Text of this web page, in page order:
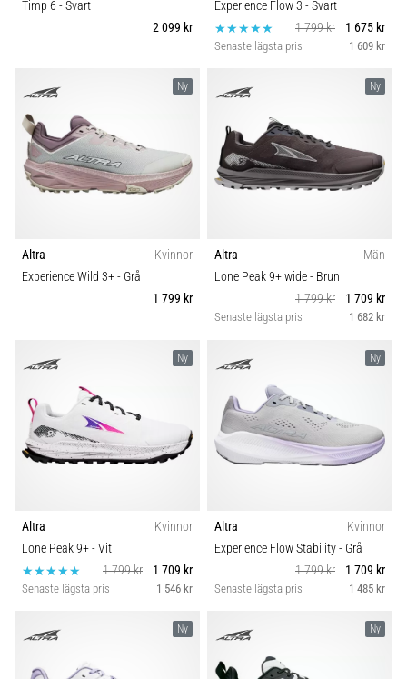
Timp 6 - Svart
2 099 kr
Experience Flow 3 - Svart
1 799 kr
1 675 kr
Senaste lägsta pris 1 609 kr
Ny
Altra
Kvinnor
Experience Wild 3+- Grå
1 799 kr
Ny
Altra
Män
Lone Peak 9+ wide- Brun
1 799 kr
1 709 kr
Senaste lägsta pris 1 682 kr
Ny
Altra
Kvinnor
Lone Peak 9+- Vit
1 799 kr
1 709 kr
Senaste lägsta pris 1 546 kr
Ny
Altra
Kvinnor
Experience Flow Stability- Grå
1 799 kr
1 709 kr
Senaste lägsta pris 1 485 kr
Ny Ny